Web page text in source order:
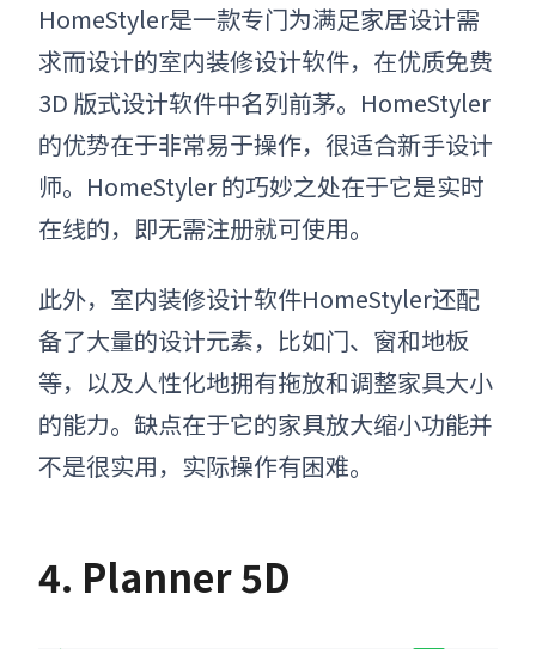
HomeStyler是一款专门为满足家居设计需
求而设计的室内装修设计软件， 在优质免费
3D 版式设计软件中名列前茅。 HomeStyler
的优势在于非常易于操作，很适合新手设计
师。HomeStyler 的巧妙之处在于它是实时
在线的，即无需注册就可使用。
此外， 室内装修设计软件HomeStyler还配
备了大量的设计元素，比如门、窗和地板
等，以及人性化地拥有拖放和调整家具大小
的能力。缺点在于它的家具放大缩小功能并
不是很实用，实际操作有困难。
4. Planner 5D